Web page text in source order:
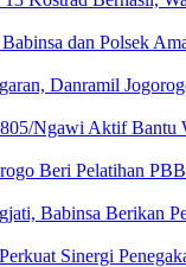
dan Polsek
Danramil
Ngawi Aktif Bantu
Beri Pelatihan
Babinsa Berikan
Sinergi